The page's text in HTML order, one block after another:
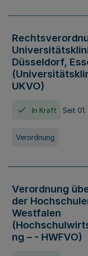
Düsseldorf,
UKVO)
In Kraft Seit
Verordnung
Verordnung
der
Westfalen
ng – - HWFVO)